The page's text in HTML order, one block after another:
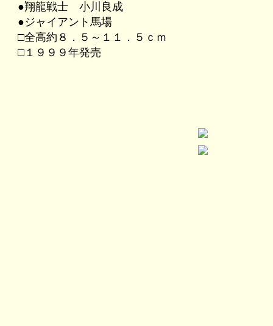
●翔龍戦士 小川良成
●ジャイアント馬場
□全高約８．５～１１．５ｃｍ
□１９９９年発売